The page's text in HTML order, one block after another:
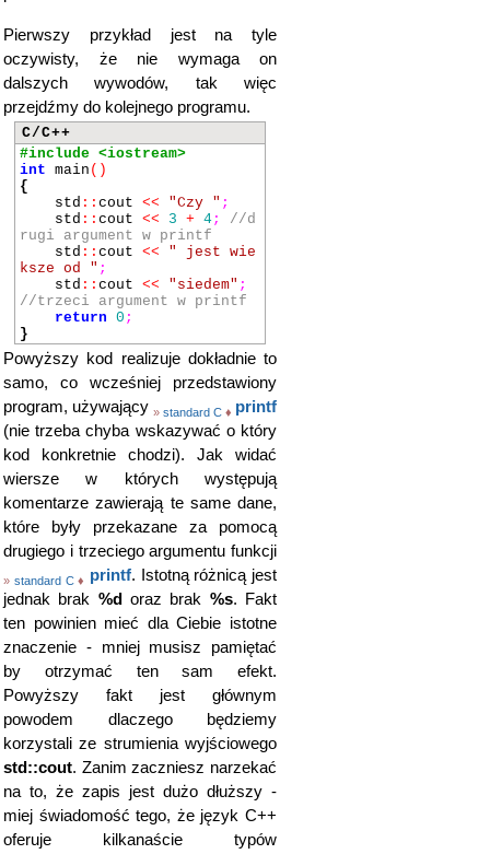
Pierwszy przykład jest na tyle
oczywisty, że nie wymaga on
dalszych wywodów, tak więc
przejdźmy do kolejnego programu.
C/C++
#include <iostream>
int main ()
{
std :: cout << "Czy " ;
std :: cout << 3 + 4;
//d
rugi argument w printf
std :: cout <<
" jest wie
ksze od " ;
std :: cout << "siedem" ;
//trzeci argument w printf
return 0 ;
}
Powyższy kod realizuje dokładnie to
samo, co wcześniej przedstawiony
program, używający » standard C ♦ printf
(nie trzeba chyba wskazywać o który
kod konkretnie chodzi). Jak widać
wiersze w których występują
komentarze zawierają te same dane,
które były przekazane za pomocą
drugiego i trzeciego argumentu funkcji
» standard C♦ printf. Istotną różnicą jest
jednak brak %d oraz brak %s. Fakt
ten powinien mieć dla Ciebie istotne
znaczenie - mniej musisz pamiętać
by otrzymać ten sam efekt.
Powyższy fakt jest głównym
powodem dlaczego będziemy
korzystali ze strumienia wyjściowego
std::cout. Zanim zaczniesz narzekać
na to, że zapis jest dużo dłuższy -
miej świadomość tego, że język C++
oferuje kilkanaście typów